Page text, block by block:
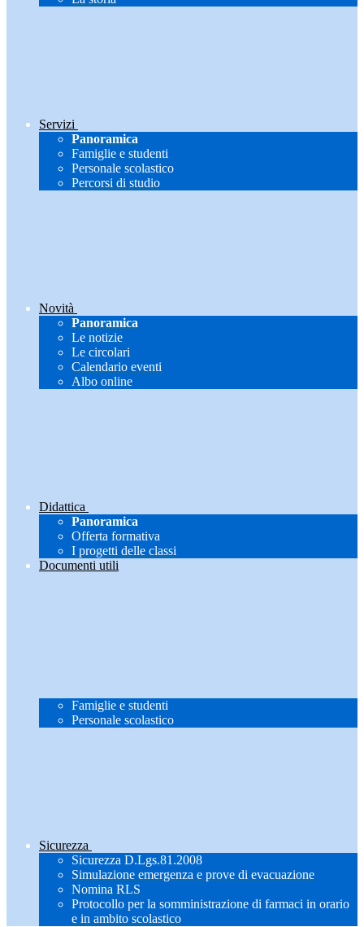
Servizi
Panoramica
Famiglie e studenti
Personale scolastico
Percorsi di studio
Novità
Panoramica
Le notizie
Le circolari
Calendario eventi
Albo online
Didattica
Panoramica
Offerta formativa
I progetti delle classi
Documenti utili
Famiglie e studenti
Personale scolastico
Sicurezza
Sicurezza D.Lgs.81.2008
Simulazione emergenza e prove di evacuazione
Nomina RLS
Protocollo per la somministrazione di farmaci in orario
e in ambito scolastico